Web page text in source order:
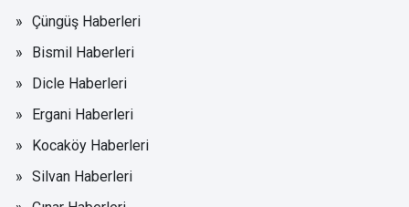
Çüngüş Haberleri
Bismil Haberleri
Dicle Haberleri
Ergani Haberleri
Kocaköy Haberleri
Silvan Haberleri